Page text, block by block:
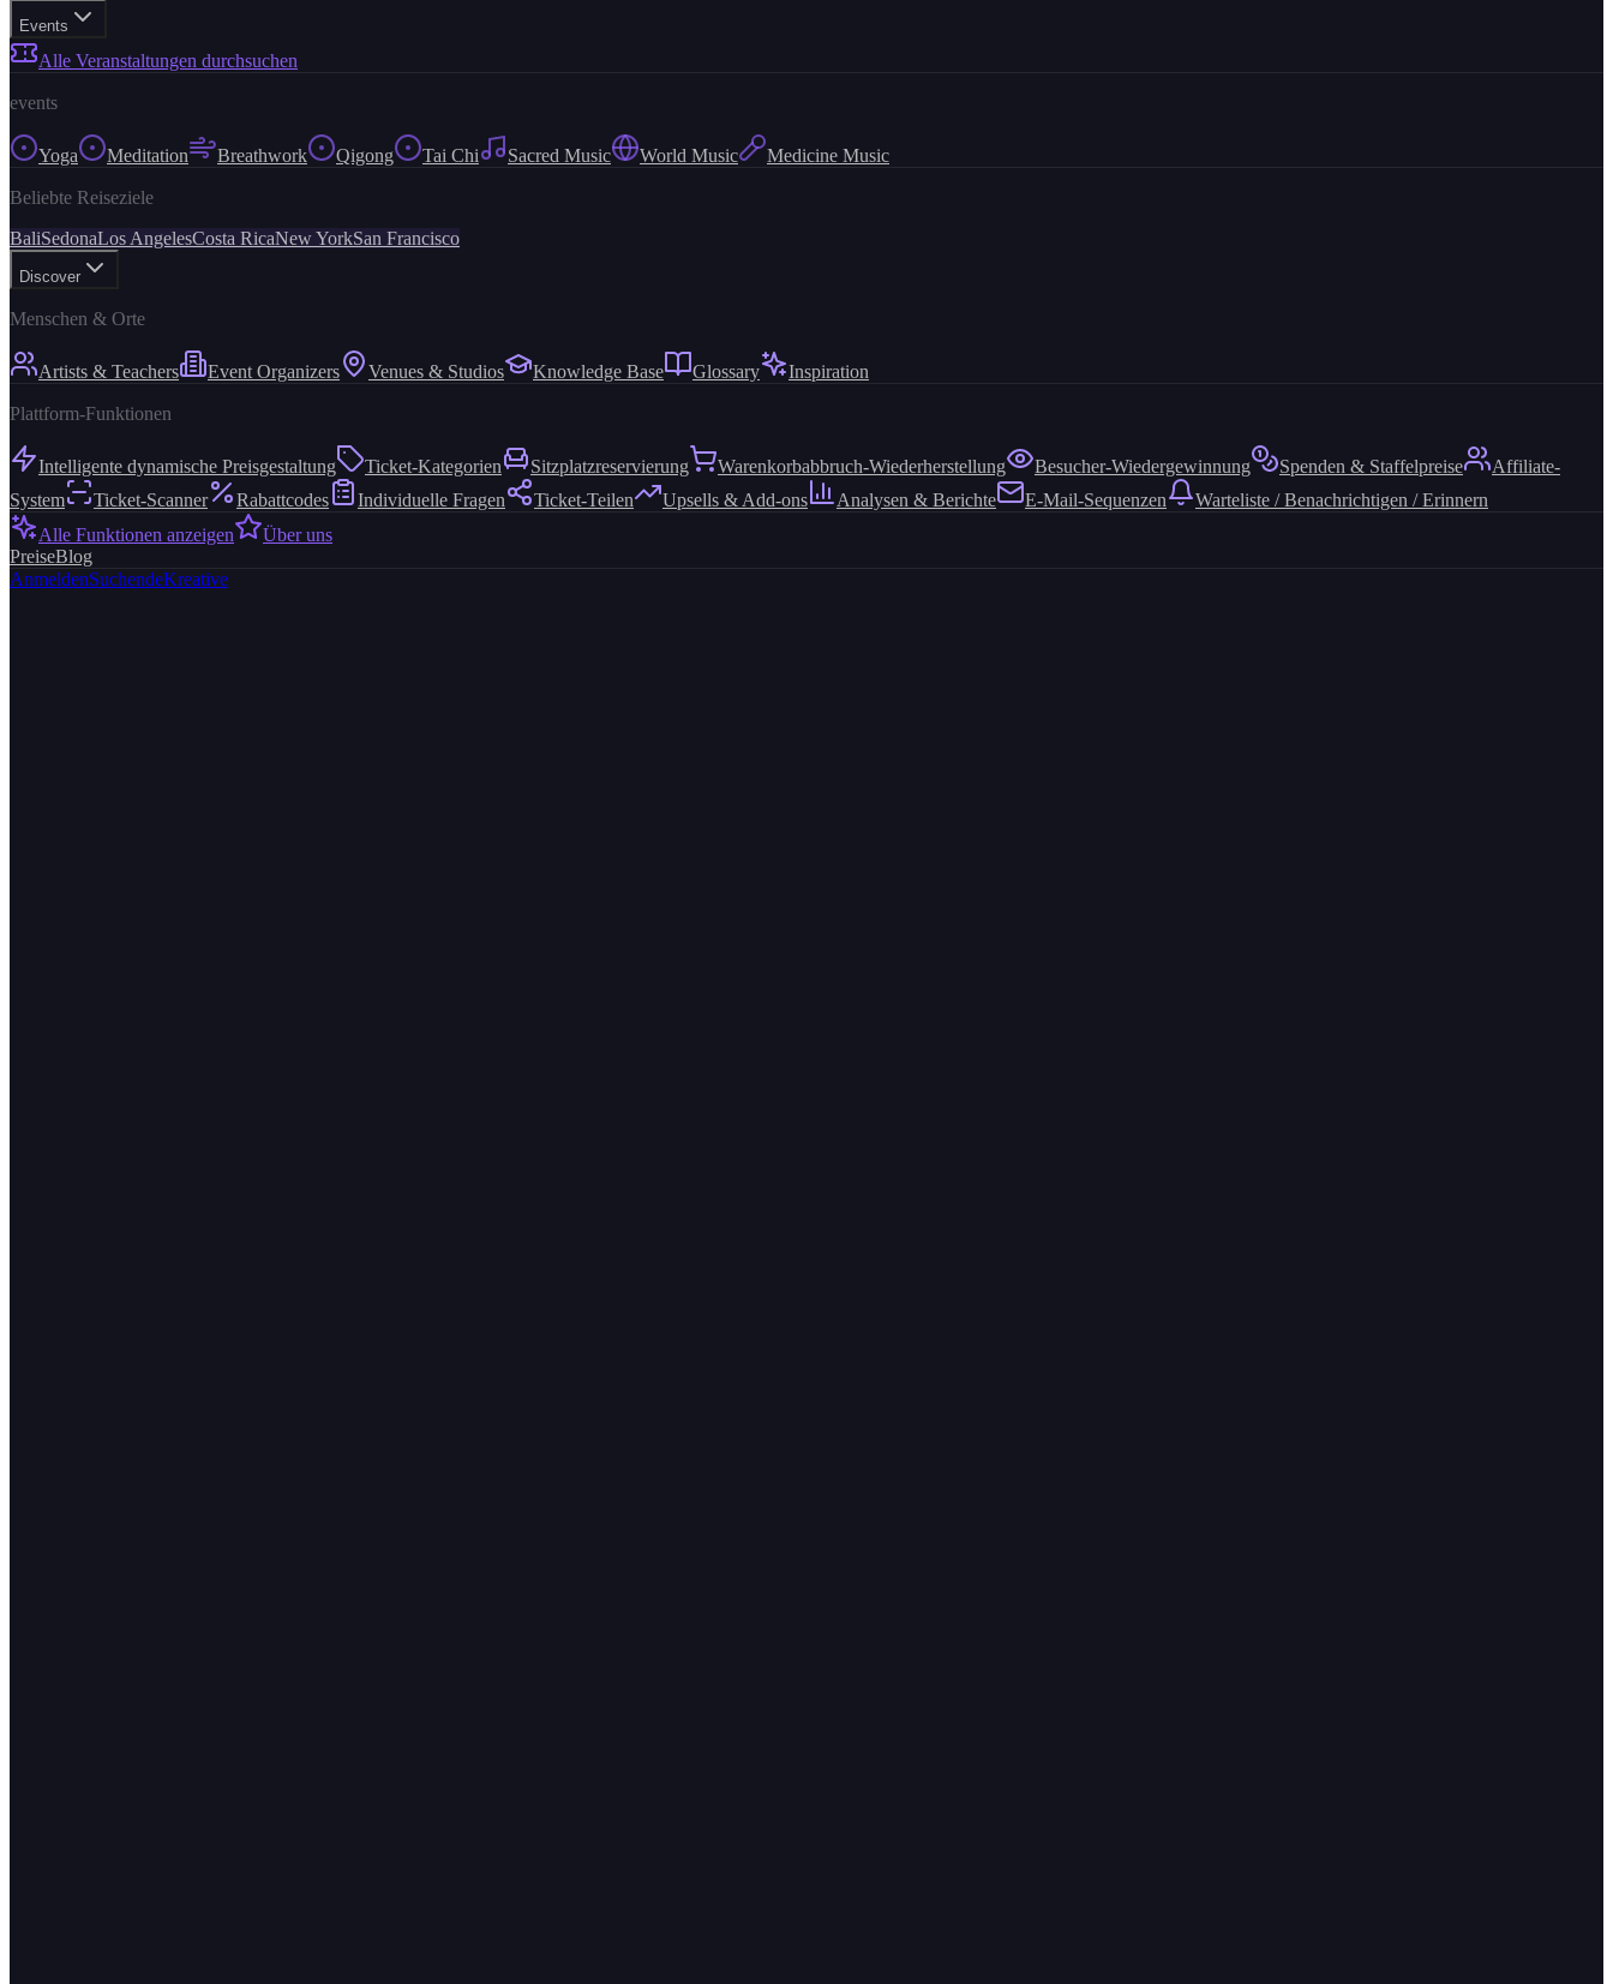
Events
Alle Veranstaltungen durchsuchen
events
Yoga Meditation Breathwork Qigong Tai Chi Sacred Music World Music Medicine Music
Beliebte Reiseziele
BaliSedonaLos AngelesCosta RicaNew YorkSan Francisco
Discover
Menschen & Orte
Artists & Teachers Event Organizers Venues & Studios Knowledge Base Glossary Inspiration
Plattform-Funktionen
Intelligente dynamische Preisgestaltung Ticket-Kategorien Sitzplatzreservierung Warenkorbabbruch-Wiederherstellung Besucher-Wiedergewinnung Spenden & Staffelpreise
Affiliate-
System
Ticket-Scanner Rabattcodes Individuelle Fragen Ticket-Teilen Upsells & Add-ons Analysen & Berichte E-Mail-Sequenzen
Warteliste / Benachrichtigen / Erinnern
Alle Funktionen anzeigen
Über uns
PreiseBlog
AnmeldenSuchendeKreative